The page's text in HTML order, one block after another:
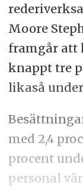
Moore
framgår att
knappt tre
likaså under
med 2,4
procent
personal